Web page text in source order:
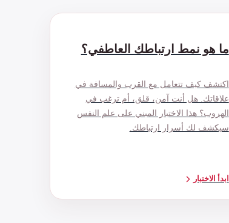
ما هو نمط ارتباطك العاطفي؟
اكتشف كيف تتعامل مع القرب والمسافة في
علاقاتك. هل أنت آمن، قلق، أم ترغب في
الهروب؟ هذا الاختبار المبني على علم النفس
سيكشف لك أسرار ارتباطك.
ابدأ الاختبار